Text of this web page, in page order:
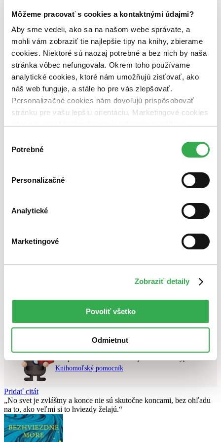
Môžeme pracovať s cookies a kontaktnými údajmi?
Aby sme vedeli, ako sa na našom webe správate, a
mohli vám zobraziť tie najlepšie tipy na knihy, zbierame
cookies. Niektoré sú naozaj potrebné a bez nich by naša
stránka vôbec nefungovala. Okrem toho používame
analytické cookies, ktoré nám umožňujú zisťovať, ako
náš web funguje, a stále ho pre vás zlepšovať.
Personalizačné cookies nám dovoľujú prispôsobovať
stránku pre vašu lepšiu orientáciu. Marketingové cookies
nám pomohlo, keby sme mohli používať všetky tieto
súhlasu
Potrebné
Personalizačné
Analytické
Marketingové
Zobraziť detaily
Povoliť všetko
Odmietnuť
pripravujeme (0 titulov)pripravujeme
dostupná (bez vypredaných) (0 titulov)dostupná (bez
vypredaných)
Nové / čítané
nová (0 titulov)nová
čítaná (0 titulov)čítaná
čítaná - výborný stav (0 titulov)
čítaná - výborný stav
čítaná - mierne opotrebovaná (0 titulov)
opotrebovaná
čítané verzie vypredaných kníh (0 titulov)čítané verzie
Bestsellery
Top hodnotené
Najlacnejšie
Skúste prosím zmeniť vyhľadávaný výraz.
Knihomoľský pomocník
Pridať citát
No svet je zvláštny a konce nie sú skutočne koncami, bez ohľadu
na to, ako veľmi si to hviezdy želajú.